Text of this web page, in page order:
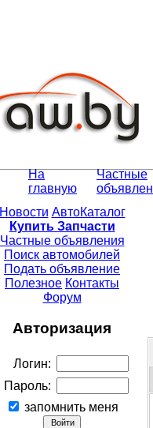
На
главную
Частные
Новости АвтоКаталог
Купить Запчасти
Частные объявления
Поиск автомобилей
Подать объявление
Полезное Контакты
Форум
Авторизация
Логин:
Пароль:
запомнить меня